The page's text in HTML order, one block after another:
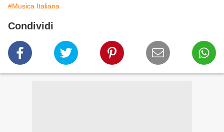
#Musica Italiana
Condividi